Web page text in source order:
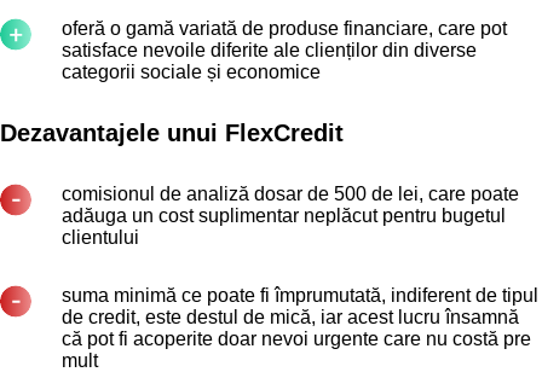
oferă o gamă variată de produse financiare, care pot
satisface nevoile diferite ale clienților din diverse
categorii sociale și economice
Dezavantajele unui FlexCredit
comisionul de analiză dosar de 500 de lei, care poate
adăuga un cost suplimentar neplăcut pentru bugetul
clientului
suma minimă ce poate fi împrumutată, indiferent de tipul
de credit, este destul de mică, iar acest lucru însamnă
că pot fi acoperite doar nevoi urgente care nu costă pre
mult